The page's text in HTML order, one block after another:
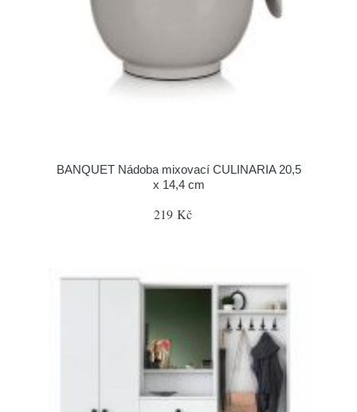
BANQUET Nádoba mixovací CULINARIA 20,5
x 14,4 cm
219 Kč